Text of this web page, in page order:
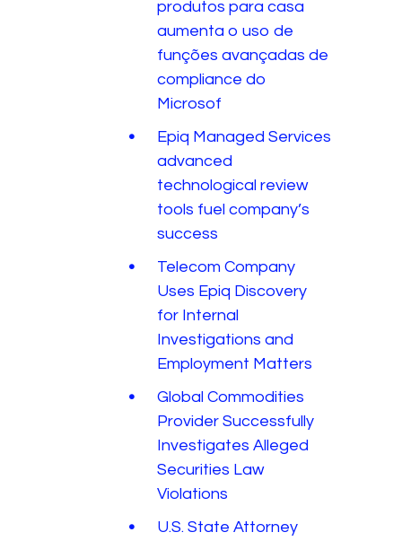
produtos para casa
aumenta o uso de
funções avançadas de
compliance do
Microsof
Epiq Managed Services
advanced
technological review
tools fuel company’s
success
Telecom Company
Uses Epiq Discovery
for Internal
Investigations and
Employment Matters
Global Commodities
Provider Successfully
Investigates Alleged
Securities Law
Violations
U.S. State Attorney